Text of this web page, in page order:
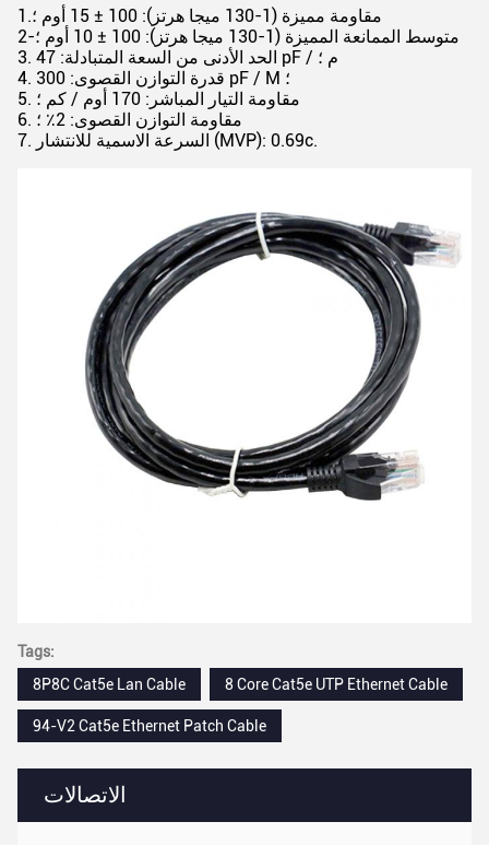
الاتصالات
1.مقاومة مميزة (1-130 ميجا هرتز): 100 ± 15 أوم ؛
2-متوسط ​​الممانعة المميزة (1-130 ميجا هرتز): 100 ± 10 أوم ؛
3. الحد الأدنى من السعة المتبادلة: 47 pF / م ؛
4. قدرة التوازن القصوى: 300 pF / M ؛
5. مقاومة التيار المباشر: 170 أوم / كم ؛
6. مقاومة التوازن القصوى: 2٪ ؛
7. السرعة الاسمية للانتشار (MVP): 0.69c.
Tags:
8P8C Cat5e Lan Cable
8 Core Cat5e UTP Ethernet Cable
94-V2 Cat5e Ethernet Patch Cable